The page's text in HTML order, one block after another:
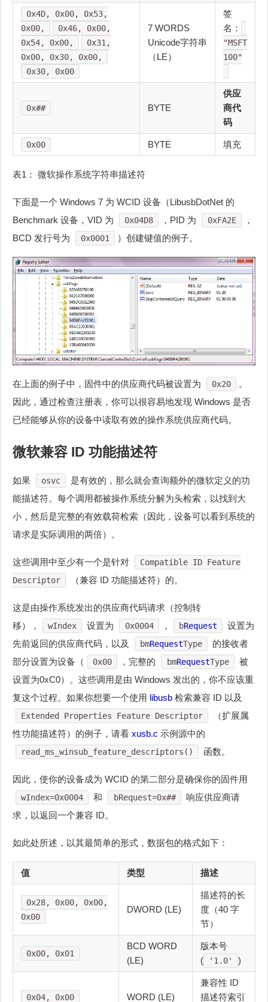
0x4D, 0x00, 0x53,
0x00,
0x46, 0x00,
0x54, 0x00,
0x31,
0x00, 0x30, 0x00,
0x30, 0x00
7 WORDS
Unicode字符串
（LE）
签
名：
"MSFT
100"
0x## BYTE
供应
商代
码
0x00 BYTE 填充
表1： 微软操作系统字符串描述符
下面是一个 Windows 7 为 WCID 设备（LibusbDotNet 的
Benchmark 设备，VID 为
0x04D8 ，PID 为 0xFA2E
，
BCD 发行号为
0x0001 ）创建键值的例子。
在上面的例子中，固件中的供应商代码被设置为 0x20
。
因此，通过检查注册表，你可以很容易地发现 Windows 是否
已经能够从你的设备中读取有效的操作系统供应商代码。
微软兼容 ID 功能描述符
如果 osvc
是有效的，那么就会查询额外的微软定义的功
能描述符。每个调用都被操作系统分解为头检索，以找到大
小，然后是完整的有效载荷检索（因此，设备可以看到系统的
请求是实际调用的两倍）。
这些调用中至少有一个是针对
Compatible ID Feature
Descriptor
（兼容 ID 功能描述符）的。
这是由操作系统发出的供应商代码请求（控制转
移），
wIndex 设置为 0x0004 ， bRequest
设置为
先前返回的供应商代码，以及
bmRequestType
的接收者
部分设置为设备（
0x00 ，完整的 bmRequestType
被
设置为0xC0）。这些调用是由 Windows 发出的，你不应该重
复这个过程。如果你想要一个使用 libusb 检索兼容 ID 以及
Extended Properties Feature Descriptor
（扩展属
性功能描述符）的例子，请看 xusb.c 示例源中的
read_ms_winsub_feature_descriptors() 函数。
因此，使你的设备成为 WCID 的第二部分是确保你的固件用
wIndex=0x0004 和 bRequest=0x##
响应供应商请
求，以返回一个兼容 ID。
如此处所述，以其最简单的形式，数据包的格式如下：
值 类型 描述
0x28, 0x00, 0x00,
0x00
DWORD (LE)
描述符的长
度（40 字
节）
0x00, 0x01
BCD WORD
(LE)
版本号
(
'1.0' )
0x04, 0x00 WORD (LE)
兼容性 ID
描述符索引